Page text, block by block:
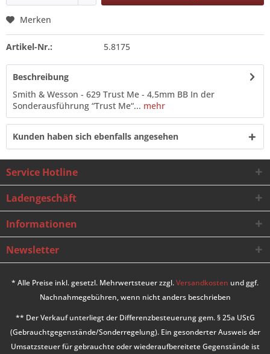
Merken
Artikel-Nr.: 5.8175
Beschreibung
Smith & Wesson - 629 Trust Me - 4,5mm BB In der
Sonderausführung “Trust Me“... mehr
Kunden haben sich ebenfalls angesehen
Service Hotline
Ladengeschäft
Informationen
Newsletter
* Alle Preise inkl. gesetzl. Mehrwertsteuer zzgl.Versandkosten und ggf.
Nachnahmegebühren, wenn nicht anders beschrieben
** Der Verkauf unterliegt der Differenzbesteuerung gem. § 25a UStG
(Gebrauchtgegenstände/Sonderregelung). Ein gesonderter Ausweis der
Umsatzsteuer für gebrauchte oder wiederaufbereitete Gegenstände ist